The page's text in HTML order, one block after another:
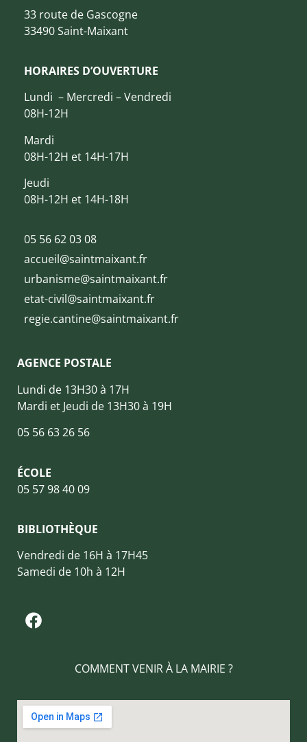
33 route de Gascogne
33490 Saint-Maixant
HORAIRES D’OUVERTURE
Lundi – Mercredi – Vendredi
08H-12H
Mardi
08H-12H et 14H-17H
Jeudi
08H-12H et 14H-18H
05 56 62 03 08
accueil@saintmaixant.fr
urbanisme@saintmaixant.fr
etat-civil@saintmaixant.fr
regie.cantine@saintmaixant.fr
AGENCE POSTALE
Lundi de 13H30 à 17H
Mardi et Jeudi de 13H30 à 19H
05 56 63 26 56
ÉCOLE
05 57 98 40 09
BIBLIOTHÈQUE
Vendredi de 16H à 17H45
Samedi de 10h à 12H
COMMENT VENIR À LA MAIRIE ?